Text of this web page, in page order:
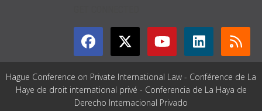
Hague Conference on Private International Law - Conférence de La
Haye de droit international privé - Conferencia de La Haya de
Derecho Internacional Privado